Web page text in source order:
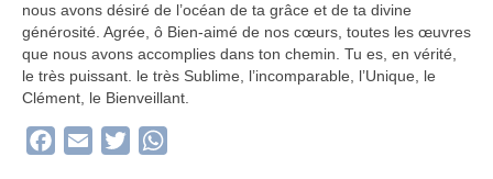
nous avons désiré de l’océan de ta grâce et de ta divine
générosité. Agrée, ô Bien-aimé de nos cœurs, toutes les œuvres
que nous avons accomplies dans ton chemin. Tu es, en vérité,
le très puissant. le très Sublime, l’incomparable, l’Unique, le
Clément, le Bienveillant.
Facebook
Email Twitter